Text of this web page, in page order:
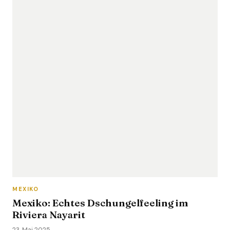
MEXIKO
Mexiko: Echtes Dschungelfeeling im
Riviera Nayarit